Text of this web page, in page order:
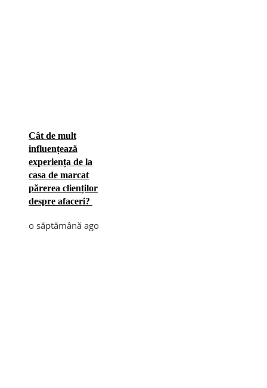
Cât de mult
influențează
experiența de la
casa de marcat
părerea clienților
despre afaceri?
o săptămână ago